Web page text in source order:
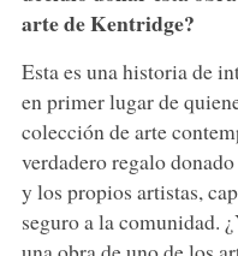
arte de Kentridge?
Esta es una historia de
en primer lugar de
colección de arte
verdadero regalo
y los propios artistas,
seguro a la comunidad.